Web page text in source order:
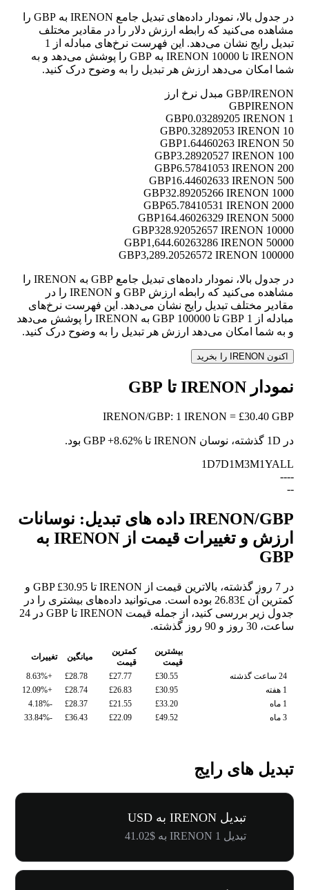
در جدول بالا، نمودار داده‌های تبدیل جامع IRENON به GBP را
مشاهده می‌کنید که رابطه ارزش دلار را در مقادیر مختلف
تبدیل رایج نشان می‌دهد. این فهرست نرخ‌های مبادله از 1
IRENON تا 10000 IRENON به GBP را پوشش می‌دهد و به
شما امکان می‌دهد ارزش هر تبدیل را به وضوح درک کنید.
GBP/IRENON مبدل نرخ ارز
GBPIRENON
1 GBP
0.03289205 IRENON
10 GBP
0.32892053 IRENON
50 GBP
1.64460263 IRENON
100 GBP
3.28920527 IRENON
200 GBP
6.57841053 IRENON
500 GBP
16.44602633 IRENON
1000 GBP
32.89205266 IRENON
2000 GBP
65.78410531 IRENON
5000 GBP
164.46026329 IRENON
10000 GBP
328.92052657 IRENON
50000 GBP
1,644.60263286 IRENON
100000 GBP
3,289.20526572 IRENON
در جدول بالا، نمودار داده‌های تبدیل جامع GBP به IRENON را
مشاهده می‌کنید که رابطه ارزش GBP و IRENON را در
مقادیر مختلف تبدیل رایج نشان می‌دهد. این فهرست نرخ‌های
مبادله از 1 GBP تا 100000 GBP به IRENON را پوشش می‌دهد
و به شما امکان می‌دهد ارزش هر تبدیل را به وضوح درک کنید.
اکنون IRENON را بخرید
نمودار IRENON تا GBP
IRENON/GBP: 1 IRENON = £30.40 GBP
در 1D گذشته، نوسان IRENON تا GBP +8.62%
بود.
1D7D1M3M1YALL
--
--
--
IRENON/GBP داده های تبدیل: نوسانات
ارزش و تغییرات قیمت از IRENON به
GBP
در 7 روز گذشته، بالاترین قیمت از IRENON تا GBP £30.95 و
کمترین آن £26.83 بوده است. می‌توانید داده‌های بیشتری را در
جدول زیر بررسی کنید، از جمله قیمت IRENON تا GBP در 24
ساعت، 30 روز و 90 روز گذشته.
بیشترین
قیمت
کمترین
قیمت
میانگین
تغییرات
24 ساعت گذشته
£30.55
£27.77
£28.78
+8.63%
1 هفته
£30.95
£26.83
£28.74
+12.09%
1 ماه
£33.20
£21.55
£28.37
-4.18%
3 ماه
£49.52
£22.09
£36.43
-33.84%
تبدیل های رایج
تبدیل IRENON به USD
تبدیل 1 IRENON به $41.02